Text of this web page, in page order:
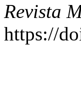
Revista
https://